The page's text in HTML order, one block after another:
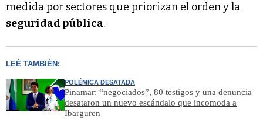
medida por sectores que priorizan el orden y la
seguridad pública.
LEÉ TAMBIÉN:
POLÉMICA DESATADA
Pinamar: “negociados”, 80 testigos y una denuncia
desataron un nuevo escándalo que incomoda a
Ibarguren